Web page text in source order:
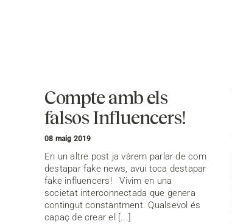
Compte amb els
falsos Influencers!
08 maig 2019
En un altre post ja vàrem parlar de com
destapar fake news, avui toca destapar
fake influencers! Vivim en una
societat interconnectada que genera
contingut constantment. Qualsevol és
capaç de crear el [...]